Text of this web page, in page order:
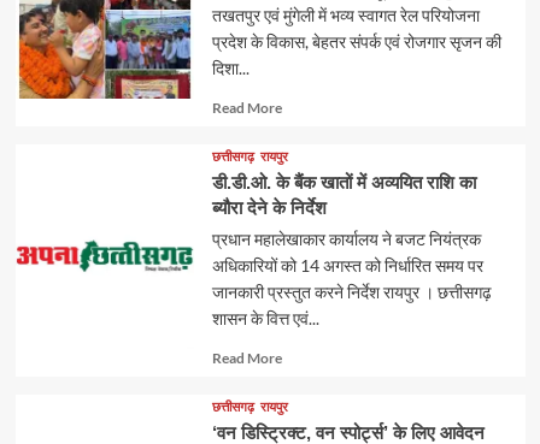
तखतपुर एवं मुंगेली में भव्य स्वागत रेल परियोजना
प्रदेश के विकास, बेहतर संपर्क एवं रोजगार सृजन की
दिशा...
Read MoreRead
about
छत्तीसगढ़ रायपुर
डी.डी.ओ. के बैंक खातों में अव्ययित राशि का
ब्यौरा देने के निर्देश
प्रधान महालेखाकार कार्यालय ने बजट नियंत्रक
अधिकारियों को 14 अगस्त को निर्धारित समय पर
जानकारी प्रस्तुत करने निर्देश रायपुर । छत्तीसगढ़
शासन के वित्त एवं...
Read MoreRead
about
छत्तीसगढ़ रायपुर
‘वन डिस्ट्रिक्ट, वन स्पोर्ट्स’ के लिए आवेदन